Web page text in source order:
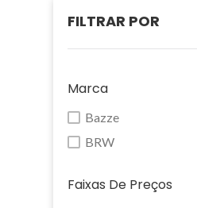
Marca
Bazze
BRW
Faixas De Preço